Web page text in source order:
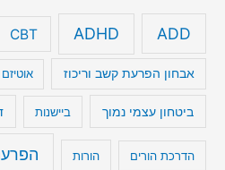
ADD
ADHD
CBT
אבחון הפרעת קשב וריכוז אוטיזם
ביטחון עצמי נמוך ביישנות
הדרכת הורים הורות